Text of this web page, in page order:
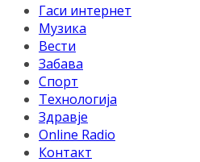
Гаси интернет
Музика
Вести
Забава
Спорт
Технологија
Здравје
Online Radio
Контакт